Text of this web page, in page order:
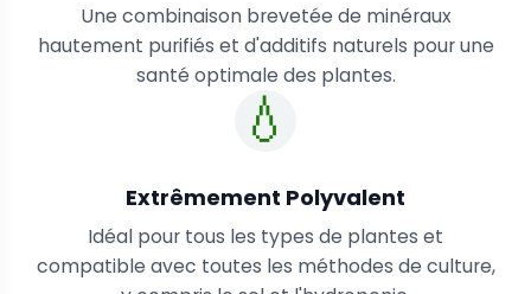
Une combinaison brevetée de minéraux
hautement purifiés et d'additifs naturels pour une
santé optimale des plantes.
💧
Extrêmement Polyvalent
Idéal pour tous les types de plantes et
compatible avec toutes les méthodes de culture,